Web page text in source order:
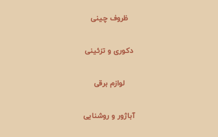
ظروف چینی
دکوری و تزئینی
لوازم برقی
آباژور و روشنایی